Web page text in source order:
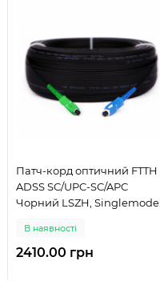
Патч-корд оптичний FTTH
ADSS SC/UPC-SC/APC
Чорний LSZH, Singlemode
В наявності
2410.00 грн